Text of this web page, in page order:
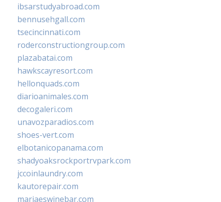
ibsarstudyabroad.com
bennusehgall.com
tsecincinnati.com
roderconstructiongroup.com
plazabatai.com
hawkscayresort.com
hellonquads.com
diarioanimales.com
decogaleri.com
unavozparadios.com
shoes-vert.com
elbotanicopanama.com
shadyoaksrockportrvpark.com
jccoinlaundry.com
kautorepair.com
marjaeswinebar.com